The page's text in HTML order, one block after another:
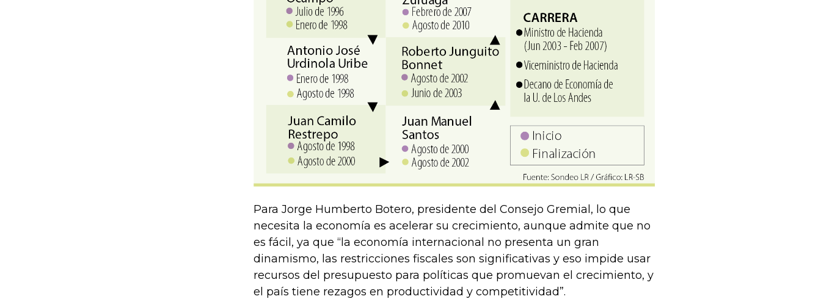
Para Jorge Humberto Botero, presidente del Consejo Gremial, lo que
necesita la economía es acelerar su crecimiento, aunque admite que no
es fácil, ya que “la economía internacional no presenta un gran
dinamismo, las restricciones fiscales son significativas y eso impide usar
recursos del presupuesto para políticas que promuevan el crecimiento, y
el país tiene rezagos en productividad y competitividad”.